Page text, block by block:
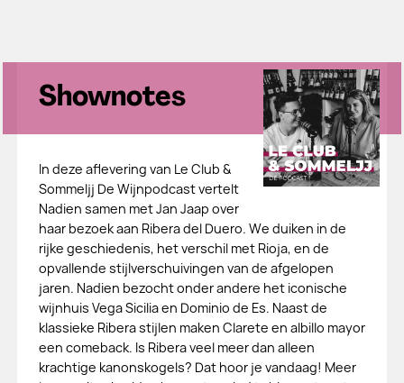
Shownotes
In deze aflevering van Le Club &
Sommeljj De Wijnpodcast vertelt
Nadien samen met Jan Jaap over
haar bezoek aan Ribera del Duero. We duiken in de
rijke geschiedenis, het verschil met Rioja, en de
opvallende stijlverschuivingen van de afgelopen
jaren. Nadien bezocht onder andere het iconische
wijnhuis Vega Sicilia en Dominio de Es. Naast de
klassieke Ribera stijlen maken Clarete en albillo mayor
een comeback. Is Ribera veel meer dan alleen
krachtige kanonskogels? Dat hoor je vandaag! Meer